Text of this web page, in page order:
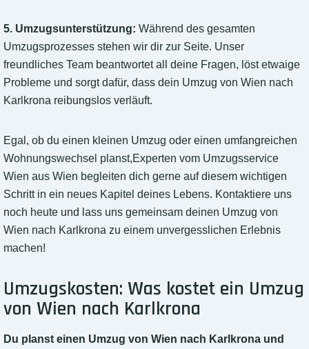
5. Umzugsunterstützung: Während des gesamten
Umzugsprozesses stehen wir dir zur Seite. Unser
freundliches Team beantwortet all deine Fragen, löst etwaige
Probleme und sorgt dafür, dass dein Umzug von Wien nach
Karlkrona reibungslos verläuft.
Egal, ob du einen kleinen Umzug oder einen umfangreichen
Wohnungswechsel planst,Experten vom Umzugsservice
Wien aus Wien begleiten dich gerne auf diesem wichtigen
Schritt in ein neues Kapitel deines Lebens. Kontaktiere uns
noch heute und lass uns gemeinsam deinen Umzug von
Wien nach Karlkrona zu einem unvergesslichen Erlebnis
machen!
Umzugskosten: Was kostet ein Umzug
von Wien nach Karlkrona
Du planst einen Umzug von Wien nach Karlkrona und